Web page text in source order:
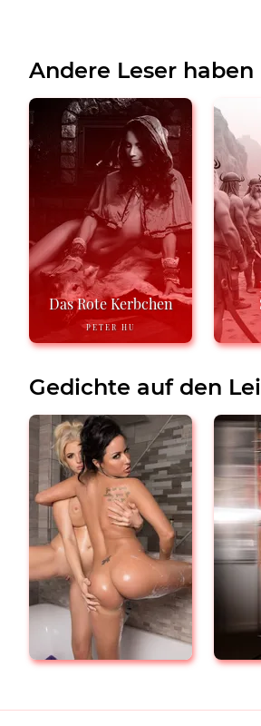
Andere Leser
Das Rote Kerbchen
PETER HU
Gedichte auf den